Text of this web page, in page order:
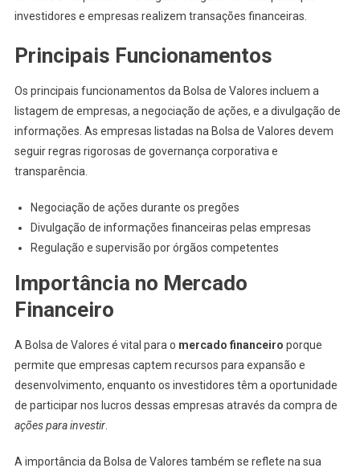
investidores e empresas realizem transações financeiras.
Principais Funcionamentos
Os principais funcionamentos da Bolsa de Valores incluem a
listagem de empresas, a negociação de ações, e a divulgação de
informações. As empresas listadas na Bolsa de Valores devem
seguir regras rigorosas de governança corporativa e
transparência.
Negociação de ações durante os pregões
Divulgação de informações financeiras pelas empresas
Regulação e supervisão por órgãos competentes
Importância no Mercado
Financeiro
A Bolsa de Valores é vital para o mercado financeiro porque
permite que empresas captem recursos para expansão e
desenvolvimento, enquanto os investidores têm a oportunidade
de participar nos lucros dessas empresas através da compra de
ações para investir.
A importância da Bolsa de Valores também se reflete na sua